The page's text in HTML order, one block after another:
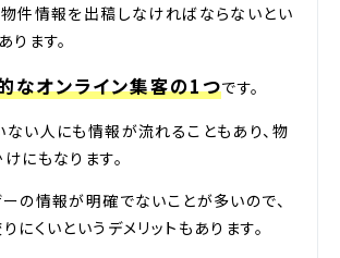
物件情報を出稿しなければならないとい
ります。
なオンライン集客の1つです。
ない人にも情報が流れることもあり、物
にもなります。
の情報が明確でないことが多いので、
にくいというデメリットもあります。